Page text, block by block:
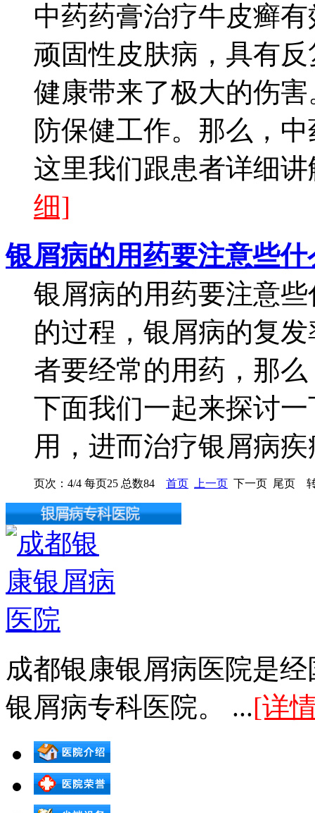
中药药膏治疗牛皮癣
顽固性皮肤病，具有
健康带来了极大的伤
防保健工作。那么，
这里我们跟患者详细
细]
银屑病的用药要注意些什
银屑病的用药要注意
的过程，银屑病的复
者要经常的用药，那
下面我们一起来探讨
用，进而治疗银屑病疾
页次：4/4 每页25 总数84 首页 上一页 下一页 尾页
成都银康银屑病医院是
银屑病专科医院。 ...[详